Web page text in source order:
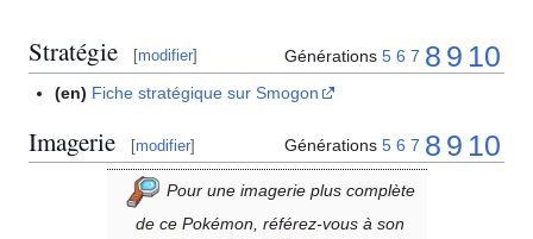
Stratégie [modifier] Générations 5 6 7 8 9 10
(en) Fiche stratégique sur Smogon
Imagerie [modifier] Générations 5 6 7 8 9 10
Pour une imagerie plus complète
de ce Pokémon, référez-vous à son